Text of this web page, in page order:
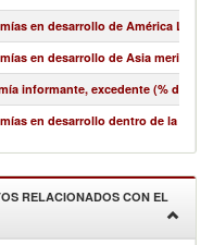
en desarrollo de América
en desarrollo de Asia
informante, excedente (% del
en desarrollo dentro de la
RELACIONADOS CON EL